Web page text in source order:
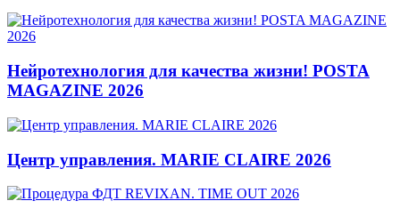
Нейротехнология для качества жизни! POSTA
MAGAZINE 2026
Центр управления. MARIE CLAIRE 2026